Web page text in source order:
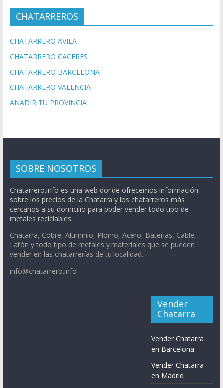
CHATARREROS
CHATARRERO AVILA
CHATARRERO CACERES
CHATARRERO BARCELONA
CHATARRERO VALENCIA
AÑADIR TU PROVINCIA
SOBRE NOSOTROS
Chatarrero.info es una web donde ofrecemos información
sobre los precios de la Chatarra y los chatarreros más
cercanos a su domicilio para poder vender todo tipo de
metales reciclables.
Chatarra, Cobre, Aluminio, Plomo, Acero, Baterías, Cable,
Latón y todo tipo de metales y materiales que se pueden
vender en las chatarrerías de tu localidad.
info@chatarrero.info
Vender
Chatarra
Vender Chatarra
en Barcelona
Vender Chatarra
en Madrid